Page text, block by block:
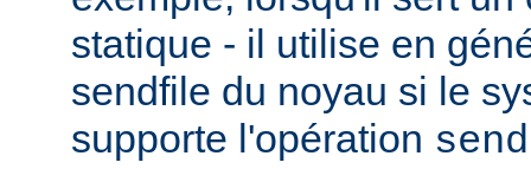
statique - il utilise en
sendfile du noyau si le
supporte l'opération